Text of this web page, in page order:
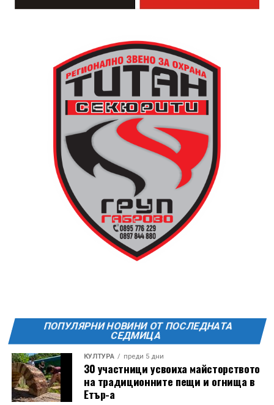
13 АВГУСТ (четвъртък)
19:00ч Групова тренировка с Йоанна Петрова от
20:00ч. Куиз вечер за обща култура
21:30ч. Прожекция на филма “Брънч за начинаещи”
Ще бъде хубаво – не някога и някъде, а тук и сега!
транспорт до местността Градище. Електрическият
автобус ще тръгне в 19:30 ч. от пл. „Възраждане“, а
обратно към града в 00:00 ч. – от паркинга до
поляната. Вземете със себе си връхна дреха и одеяло
или шалте! За повече информация тел. 0887907075.
ПОПУЛЯРНИ НОВИНИ ОТ ПОСЛЕДНАТА
СЕДМИЦА
КУЛТУРА преди 5 дни
30 участници усвоиха майсторството
на традиционните пещи и огнища в
Етър-а